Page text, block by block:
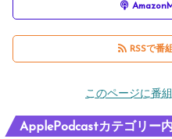
RSSで番
このページに番
ApplePodcastカテゴリー